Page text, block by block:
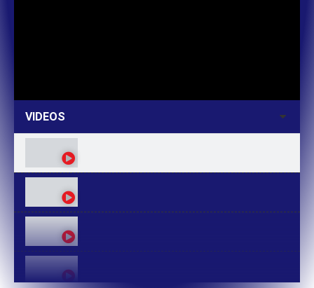
VIDEOS